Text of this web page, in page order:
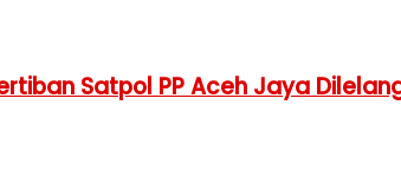
Satpol PP Aceh Jaya